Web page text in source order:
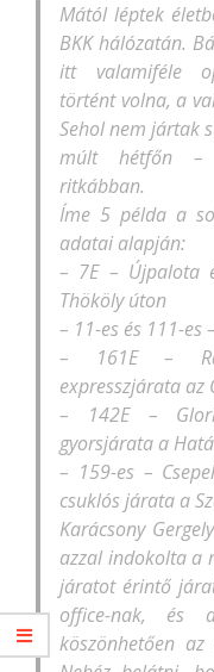
Mától léptek
BKK hálózatán.
itt valamiféle
történt volna, a
Sehol nem jártak
múlt hétfőn –
ritkábban.
Íme 5 példa a
adatai alapján:
– 7E – Újpalota
Thököly úton
– 11-es és 111-es
– 161E –
expresszjárata az
– 142E –
gyorsjárata a
– 159-es –
csuklós járata a
Karácsony
azzal indokolta a
járatot érintő
office-nak, és
köszönhetően az